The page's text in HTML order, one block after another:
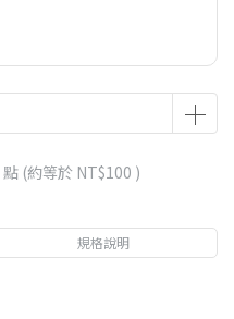
點 (約等於 NT$100 )
規格說明